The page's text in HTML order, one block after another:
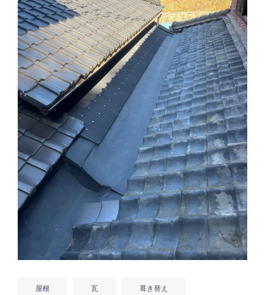
屋根 瓦 葺き替え